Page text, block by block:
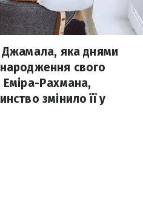
Джамала, яка днями
свого
Еміра-Рахмана,
змінило її у